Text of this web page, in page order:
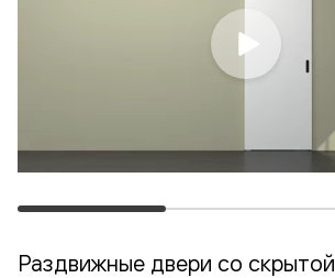
Раздвижные двери со скрытой